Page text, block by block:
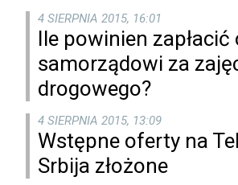
4 SIERPNIA 2015, 16:01
Ile powinien
samorządowi za
drogowego?
4 SIERPNIA 2015, 13:09
Wstępne oferty na
Srbija złożone